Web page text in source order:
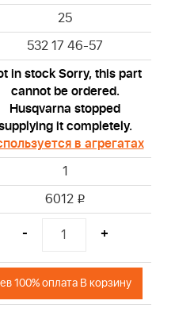
25
532 17 46-57
in stock Sorry, this part
cannot be ordered.
Husqvarna stopped
it completely.
в агрегатах
1
6012 i
- +
100% оплата В корзину